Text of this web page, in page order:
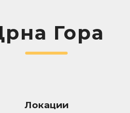
Гора
Локации